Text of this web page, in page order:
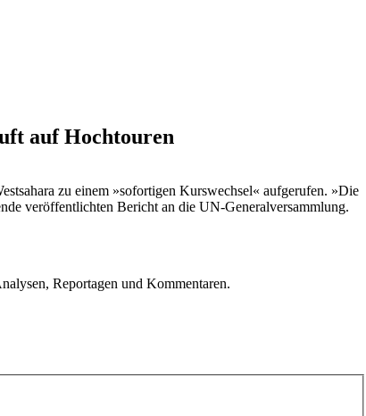
auf Hochtouren
zu einem »sofortigen Kurswechsel« aufgerufen. »Die
veröffentlichten Bericht an die UN-Generalversammlung.
Reportagen und Kommentaren.